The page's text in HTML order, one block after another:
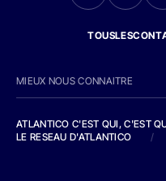
MIEUX NOUS CONNAITRE
ATLANTICO C'EST QUI, C'EST
LE RESEAU D'ATLANTICO
/